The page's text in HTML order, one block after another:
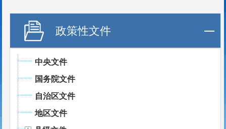
政策性文件
中央文件
国务院文件
自治区文件
地区文件